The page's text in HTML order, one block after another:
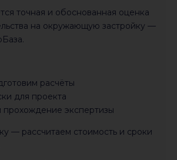
точная и обоснованная оценка
на окружающую застройку —
.
расчёты
для проекта
прохождение экспертизы
— рассчитаем стоимость и сроки